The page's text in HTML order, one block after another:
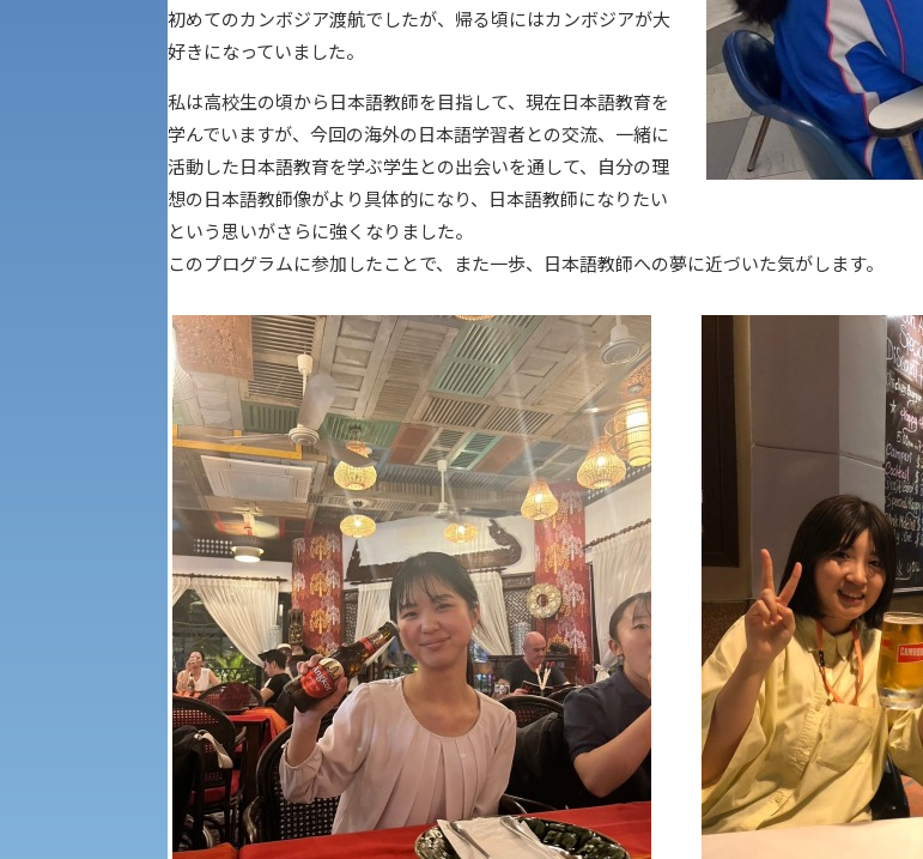
科目等履修生・聴講生募集
障害学生教育支援センター
社会安全・警察学研究所
生態系サービス研究センター
植物科学研究センター
初めてのカンボジア渡航でしたが、帰る頃にはカンボジアが大
好きになっていました。
私は高校生の頃から日本語教師を目指して、現在日本語教育を
学んでいますが、今回の海外の日本語学習者との交流、一緒に
活動した日本語教育を学ぶ学生との出会いを通して、自分の理
想の日本語教師像がより具体的になり、日本語教師になりたい
という思いがさらに強くなりました。
このプログラムに参加したことで、また一歩、日本語教師への夢に近づいた気がします。